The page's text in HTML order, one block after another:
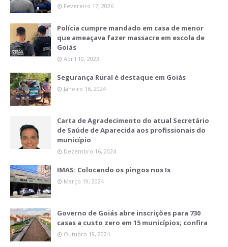
Fevereiro 17, 2026
Polícia cumpre mandado em casa de menor
que ameaçava fazer massacre em escola de
Goiás
Abril 10, 2023
Segurança Rural é destaque em Goiás
Janeiro 16, 2024
Carta de Agradecimento do atual Secretário
de Saúde de Aparecida aos profissionais do
município
Dezembro 16, 2024
IMAS: Colocando os pingos nos Is
Março 19, 2024
Governo de Goiás abre inscrições para 730
casas a custo zero em 15 municípios; confira
Outubro 19, 2024